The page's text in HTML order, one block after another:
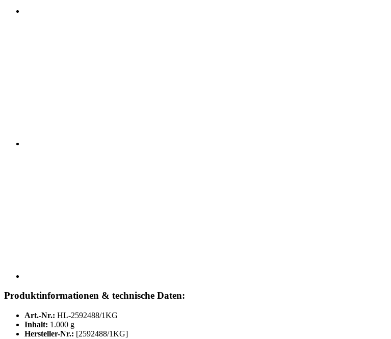
Produktinformationen & technische Daten:
Art.-Nr.: HL-2592488/1KG
Inhalt: 1.000 g
Hersteller-Nr.: [2592488/1KG]